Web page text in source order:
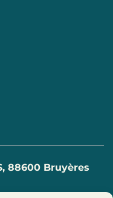
88600 Bruyères